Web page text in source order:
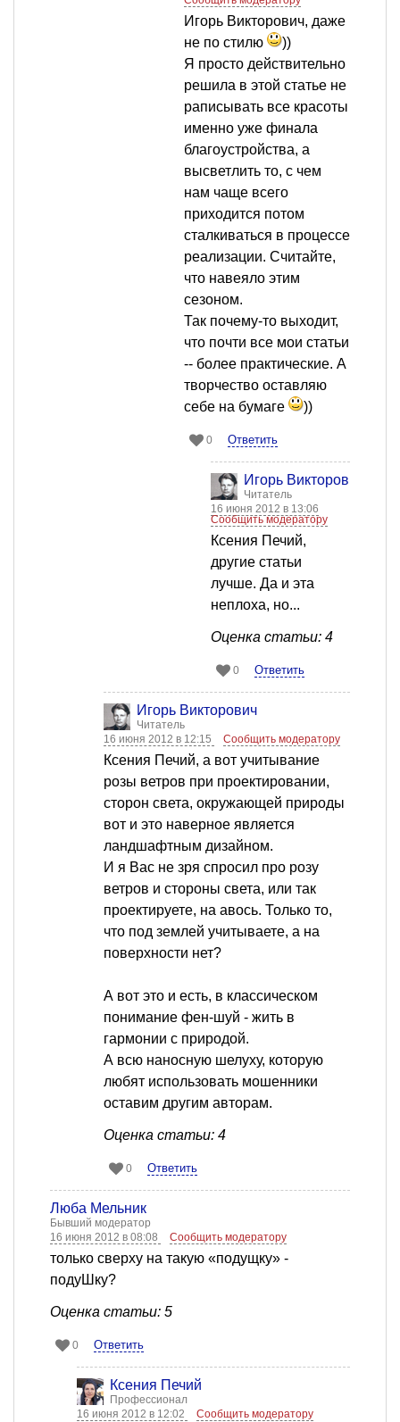
Игорь Викторович, даже
не по стилю
))
Я просто действительно
решила в этой статье не
раписывать все красоты
именно уже финала
благоустройства, а
высветлить то, с чем
нам чаще всего
приходится потом
сталкиваться в процессе
реализации. Считайте,
что навеяло этим
сезоном.
Так почему-то выходит,
что почти все мои статьи
-- более практические. А
творчество оставляю
себе на бумаге
))
0 Ответить
Игорь Викторович
Читатель
16 июня 2012 в 13:06
Сообщить модератору
Ксения Печий,
другие статьи
лучше. Да и эта
неплоха, но...
Оценка статьи: 4
0 Ответить
Игорь Викторович
Читатель
16 июня 2012 в 12:15
Сообщить модератору
Ксения Печий, а вот учитывание
розы ветров при проектировании,
сторон света, окружающей природы
вот и это наверное является
ландшафтным дизайном.
И я Вас не зря спросил про розу
ветров и стороны света, или так
проектируете, на авось. Только то,
что под землей учитываете, а на
поверхности нет?
А вот это и есть, в классическом
понимание фен-шуй - жить в
гармонии с природой.
А всю наносную шелуху, которую
любят использовать мошенники
оставим другим авторам.
Оценка статьи: 4
0 Ответить
Люба Мельник
Бывший модератор
16 июня 2012 в 08:08
Сообщить модератору
только сверху на такую «подущку» -
подуШку?
Оценка статьи: 5
0 Ответить
Ксения Печий
Профессионал
16 июня 2012 в 12:02
Сообщить модератору